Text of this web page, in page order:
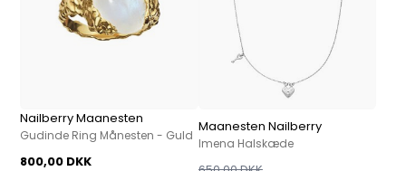
Nailberry Maanesten
Gudinde Ring Månesten - Guld
800,00 DKK
Maanesten Nailberry
Imena Halskæde